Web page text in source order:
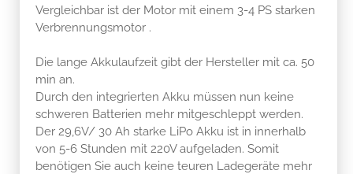
Vergleichbar ist der Motor mit einem 3-4 PS starken
Verbrennungsmotor .
Die lange Akkulaufzeit gibt der Hersteller mit ca. 50
min an.
Durch den integrierten Akku müssen nun keine
schweren Batterien mehr mitgeschleppt werden.
Der 29,6V/ 30 Ah starke LiPo Akku ist in innerhalb
von 5-6 Stunden mit 220V aufgeladen. Somit
benötigen Sie auch keine teuren Ladegeräte mehr